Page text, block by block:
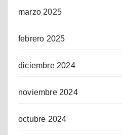
marzo 2025
febrero 2025
diciembre 2024
noviembre 2024
octubre 2024